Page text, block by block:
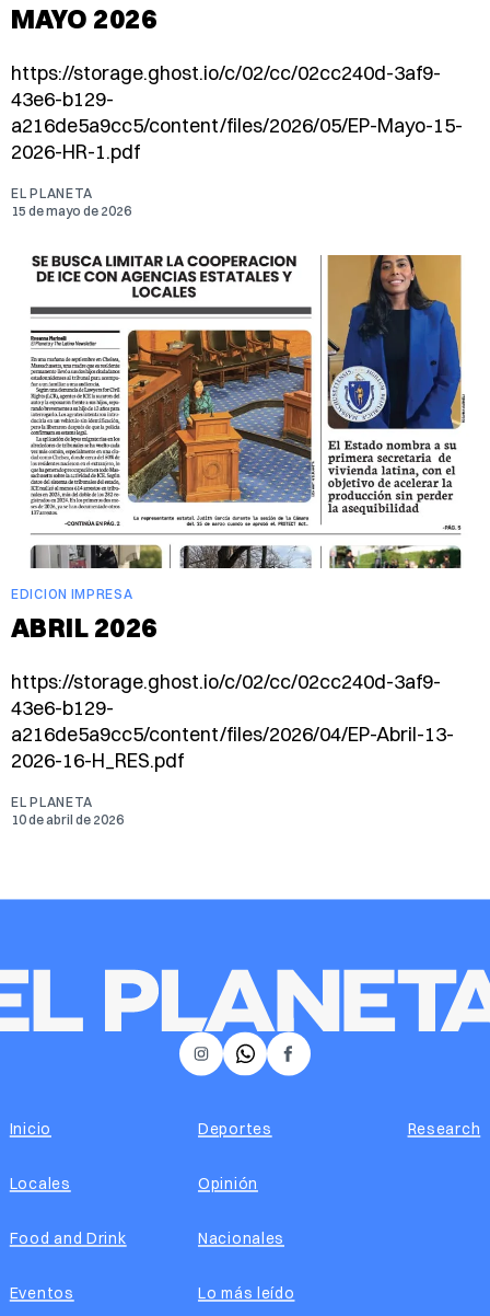
MAYO 2026
https://storage.ghost.io/c/02/cc/02cc240d-3af9-
43e6-b129-
a216de5a9cc5/content/files/2026/05/EP-Mayo-15-
2026-HR-1.pdf
EL PLANETA
15 de mayo de 2026
EDICION IMPRESA
ABRIL 2026
https://storage.ghost.io/c/02/cc/02cc240d-3af9-
43e6-b129-
a216de5a9cc5/content/files/2026/04/EP-Abril-13-
2026-16-H_RES.pdf
EL PLANETA
10 de abril de 2026
𝕏 Facebook
Instagram
Inicio
Locales
Food and Drink
Eventos
Deportes
Opinión
Nacionales
Lo más leído
Research